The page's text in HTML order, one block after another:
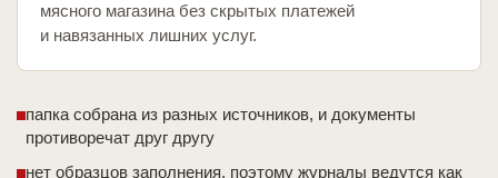
мясного магазина без скрытых платежей
и навязанных лишних услуг.
папка собрана из разных источников, и документы
противоречат друг другу
нет образцов заполнения, поэтому журналы ведутся как